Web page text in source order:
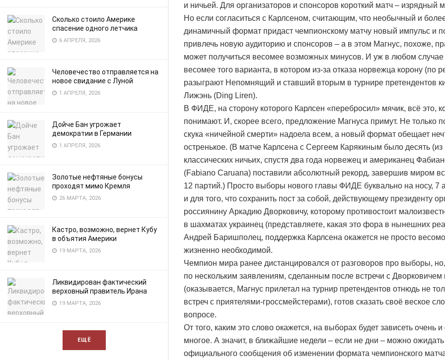
Сколько стоило Америке
спасение одного летчика
6 АПРЕЛЯ, 2026
Человечество отправляется на
новое свидание с Луной
1 АПРЕЛЯ, 2026
Дойче Бан угрожает
демократии в Германии
1 АПРЕЛЯ, 2026
Золотые нефтяные бонусы
проходят мимо Кремля
26 МАРТА, 2026
Кастро, возможно, вернет Кубу
в объятия Америки
19 МАРТА, 2026
Ликвидирован фактический
верховный правитель Ирана
19 МАРТА, 2026
ЕЩЁ
и ничьей. Для организаторов и спонсоров короткий матч – изрядный
Но если согласиться с Карлсеном, считающим, что необычный и
динамичный формат придаст чемпионскому матчу новый импульс и
привлечь новую аудиторию и спонсоров – а в этом Магнус, похоже,
может получиться весомее возможных минусов. И уж в любом случае
весомее того варианта, в котором из-за отказа норвежца корону (по
разыграют Непомнящий и ставший вторым в турнире претендентов
Лижэнь (Ding Liren).
В ФИДЕ, на сторону которого Карлсен «перебросил» мячик, всё это,
понимают. И, скорее всего, предложение Магнуса примут. Не только
скука «ничейной смерти» надоела всем, а новый формат обещает
остренькое. (В матче Карлсена с Сергеем Карякиным было десять (из
классических ничьих, спустя два года норвежец и американец
(Fabiano Caruana) поставили абсолютный рекорд, завершив миром
12 партий.) Просто выборы нового главы ФИДЕ буквально на носу, 7
и для того, что сохранить пост за собой, действующему президенту
россиянину Аркадию Дворковичу, которому противостоит
в шахматах украинец (представляете, какая это фора в нынешних
Андрей Баришполец, поддержка Карлсена окажется не просто
жизненно необходимой.
Чемпион мира ранее дистанцировался от разговоров про выборы,
по нескольким заявлениям, сделанным после встречи с
(оказывается, Магнус прилетал на турнир претендентов отнюдь не
встреч с приятелями-гроссмейстерами), готов сказать своё веское
вопросе.
От того, каким это слово окажется, на выборах будет зависеть очень и
многое. А значит, в ближайшие недели – если не дни – можно ожидать
официального сообщения об изменении формата чемпионского